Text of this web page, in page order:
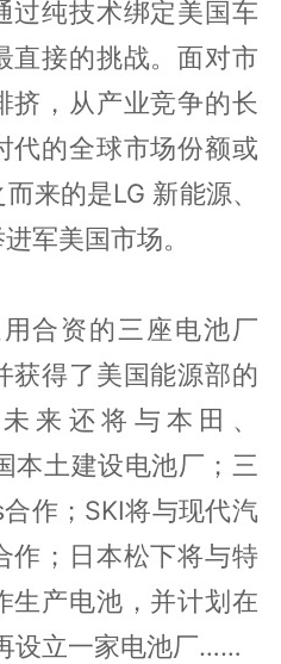
过纯技术绑定美国车
直接的挑战。面对市
挤，从产业竞争的长
代的全球市场份额或
来的是LG 新能源、
军美国市场。
合资的三座电池厂
获得了美国能源部的
来还将与本田、
本土建设电池厂；三
作；SKI将与现代汽
作；日本松下将与特
生产电池，并计划在
设立一家电池厂……